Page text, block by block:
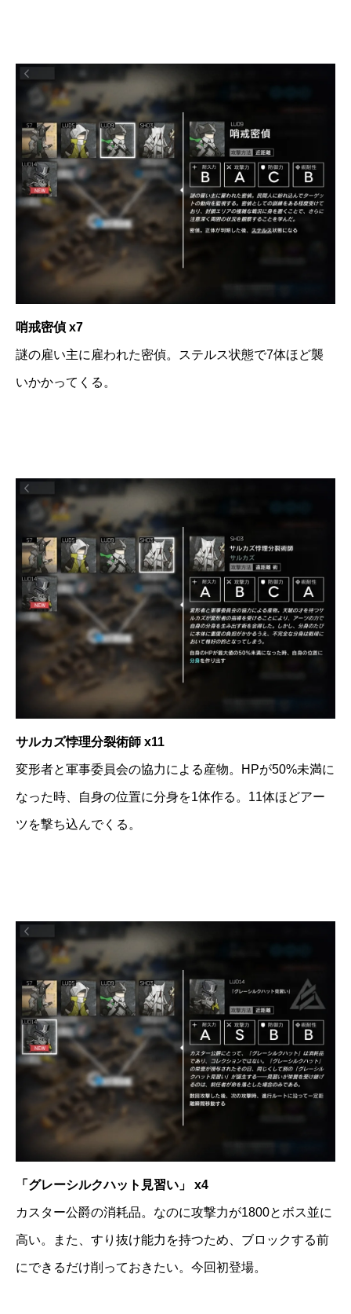
哨戒密偵 x7
謎の雇い主に雇われた密偵。ステルス状態で7体ほど襲
いかかってくる。
サルカズ悖理分裂術師 x11
変形者と軍事委員会の協力による産物。HPが50%未満に
なった時、自身の位置に分身を1体作る。11体ほどアー
ツを撃ち込んでくる。
「グレーシルクハット見習い」 x4
カスター公爵の消耗品。なのに攻撃力が1800とボス並に
高い。また、すり抜け能力を持つため、ブロックする前
にできるだけ削っておきたい。今回初登場。